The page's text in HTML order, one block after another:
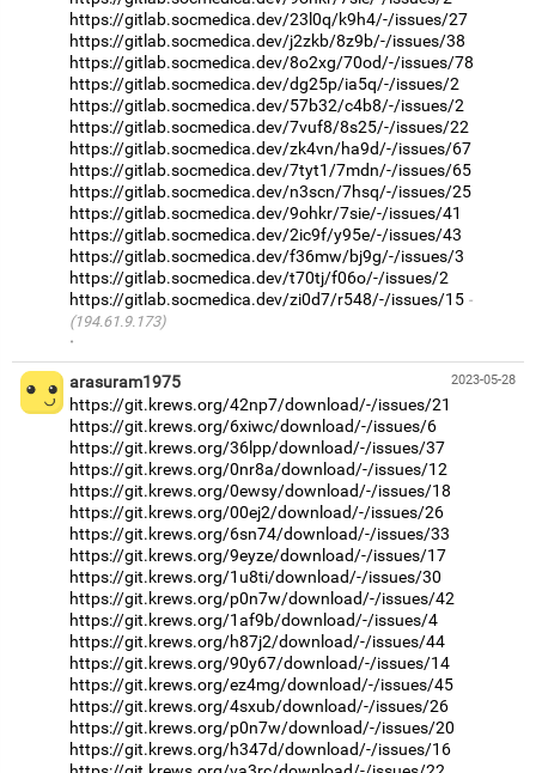
https://gitlab.socmedica.dev/23l0q/k9h4/-/issues/27
https://gitlab.socmedica.dev/j2zkb/8z9b/-/issues/38
https://gitlab.socmedica.dev/8o2xg/70od/-/issues/78
https://gitlab.socmedica.dev/dg25p/ia5q/-/issues/2
https://gitlab.socmedica.dev/57b32/c4b8/-/issues/2
https://gitlab.socmedica.dev/7vuf8/8s25/-/issues/22
https://gitlab.socmedica.dev/zk4vn/ha9d/-/issues/67
https://gitlab.socmedica.dev/7tyt1/7mdn/-/issues/65
https://gitlab.socmedica.dev/n3scn/7hsq/-/issues/25
https://gitlab.socmedica.dev/9ohkr/7sie/-/issues/41
https://gitlab.socmedica.dev/2ic9f/y95e/-/issues/43
https://gitlab.socmedica.dev/f36mw/bj9g/-/issues/3
https://gitlab.socmedica.dev/t70tj/f06o/-/issues/2
https://gitlab.socmedica.dev/zi0d7/r548/-/issues/15
(194.61.9.173)
·
2023-05-28
arasuram1975
https://git.krews.org/42np7/download/-/issues/21
https://git.krews.org/6xiwc/download/-/issues/6
https://git.krews.org/36lpp/download/-/issues/37
https://git.krews.org/0nr8a/download/-/issues/12
https://git.krews.org/0ewsy/download/-/issues/18
https://git.krews.org/00ej2/download/-/issues/26
https://git.krews.org/6sn74/download/-/issues/33
https://git.krews.org/9eyze/download/-/issues/17
https://git.krews.org/1u8ti/download/-/issues/30
https://git.krews.org/p0n7w/download/-/issues/42
https://git.krews.org/1af9b/download/-/issues/4
https://git.krews.org/h87j2/download/-/issues/44
https://git.krews.org/90y67/download/-/issues/14
https://git.krews.org/ez4mg/download/-/issues/45
https://git.krews.org/4sxub/download/-/issues/26
https://git.krews.org/p0n7w/download/-/issues/20
https://git.krews.org/h347d/download/-/issues/16